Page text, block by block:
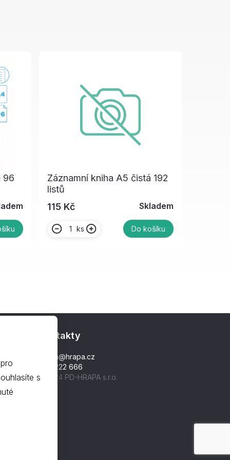
96
Záznamní kniha A5 čistá 192
listů
115 Kč
Skladem
ks Do košíku
Kontakty
hrapa@hrapa.cz
577 222 666
©2024 PD-HRAPA s.r.o.